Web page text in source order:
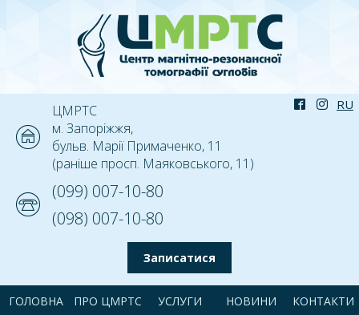
ЦМРТС
м. Запоріжжя,
бульв. Марії Примаченко, 11
(раніше просп. Маяковського, 11)
(099) 007-10-80
(098) 007-10-80
Записатися
ГОЛОВНА ПРО ЦМРТС УСЛУГИ НОВИНИ КОНТАКТИ